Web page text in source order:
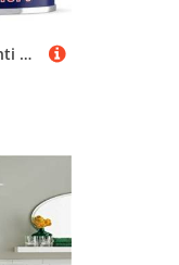
Plid® Isolierfarbe weiss [Anti Schimmel] - Sperrgrund - Nikotinsperre - isoliert Wasser-, Ruß-, & Nikotinflecken dauerhaft - verhindert Salzausblühungen - Anti Schimmel Farbe weiß 1,5l